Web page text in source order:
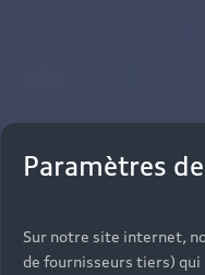
Paramètres
Sur notre site internet,
de fournisseurs tiers)